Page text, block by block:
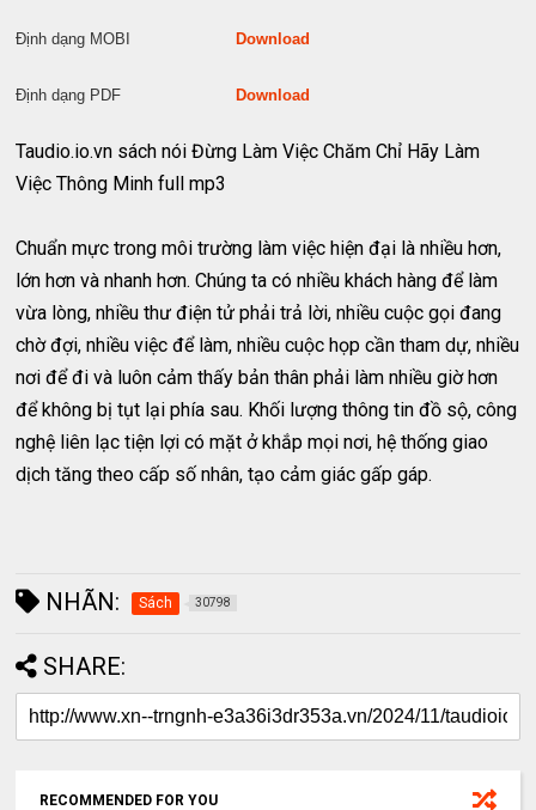
Định dạng MOBIDownload
Định dạng PDFDownload
Taudio.io.vn sách nói Đừng Làm Việc Chăm Chỉ Hãy Làm
Việc Thông Minh full mp3
Chuẩn mực trong môi trường làm việc hiện đại là nhiều hơn,
lớn hơn và nhanh hơn. Chúng ta có nhiều khách hàng để làm
vừa lòng, nhiều thư điện tử phải trả lời, nhiều cuộc gọi đang
chờ đợi, nhiều việc để làm, nhiều cuộc họp cần tham dự, nhiều
nơi để đi và luôn cảm thấy bản thân phải làm nhiều giờ hơn
để không bị tụt lại phía sau. Khối lượng thông tin đồ sộ, công
nghệ liên lạc tiện lợi có mặt ở khắp mọi nơi, hệ thống giao
dịch tăng theo cấp số nhân, tạo cảm giác gấp gáp.
NHÃN: Sách 30798
SHARE:
RECOMMENDED FOR YOU